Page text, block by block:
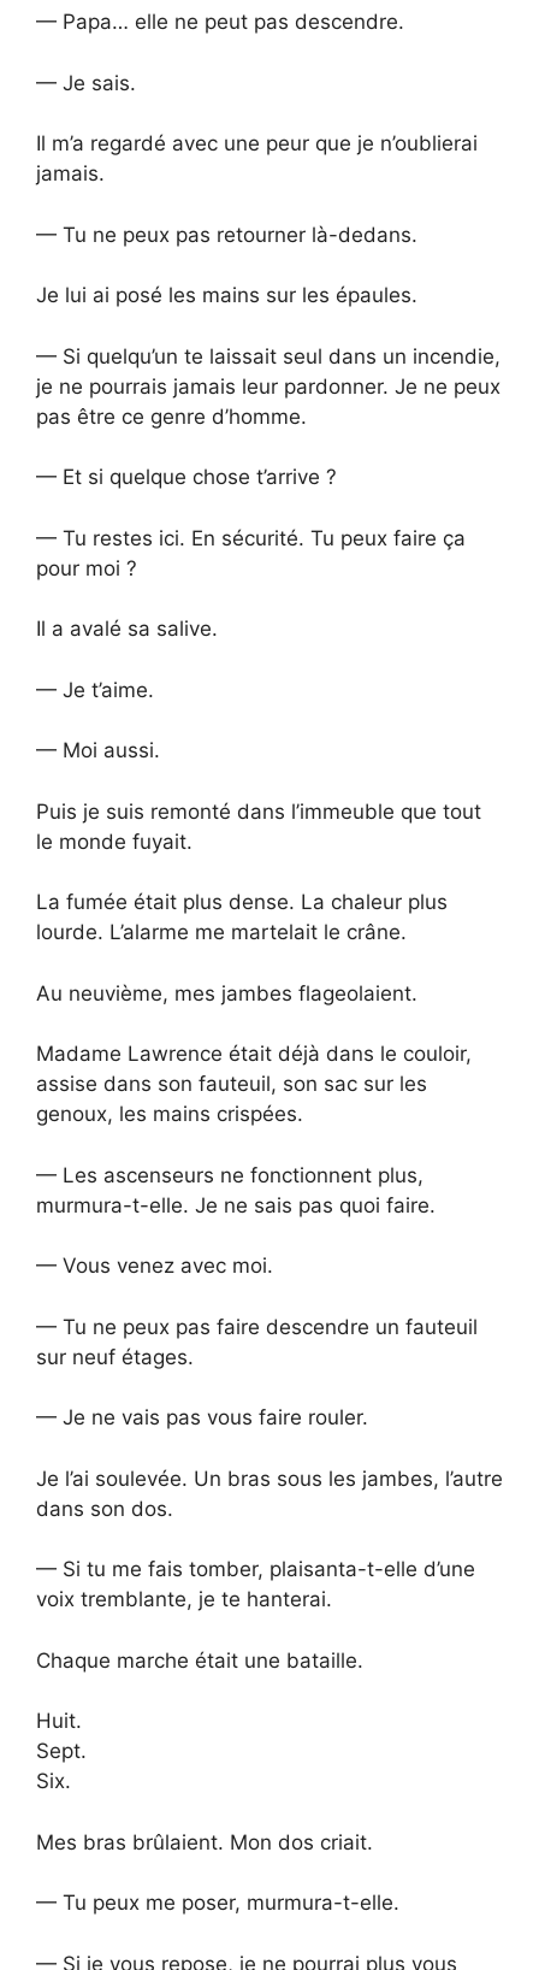
— Papa… elle ne peut pas descendre.
— Je sais.
Il m’a regardé avec une peur que je n’oublierai
jamais.
— Tu ne peux pas retourner là-dedans.
Je lui ai posé les mains sur les épaules.
— Si quelqu’un te laissait seul dans un incendie,
je ne pourrais jamais leur pardonner. Je ne peux
pas être ce genre d’homme.
— Et si quelque chose t’arrive ?
— Tu restes ici. En sécurité. Tu peux faire ça
pour moi ?
Il a avalé sa salive.
— Je t’aime.
— Moi aussi.
Puis je suis remonté dans l’immeuble que tout
le monde fuyait.
La fumée était plus dense. La chaleur plus
lourde. L’alarme me martelait le crâne.
Au neuvième, mes jambes flageolaient.
Madame Lawrence était déjà dans le couloir,
assise dans son fauteuil, son sac sur les
genoux, les mains crispées.
— Les ascenseurs ne fonctionnent plus,
murmura-t-elle. Je ne sais pas quoi faire.
— Vous venez avec moi.
— Tu ne peux pas faire descendre un fauteuil
sur neuf étages.
— Je ne vais pas vous faire rouler.
Je l’ai soulevée. Un bras sous les jambes, l’autre
dans son dos.
— Si tu me fais tomber, plaisanta-t-elle d’une
voix tremblante, je te hanterai.
Chaque marche était une bataille.
Huit.
Sept.
Six.
Mes bras brûlaient. Mon dos criait.
— Tu peux me poser, murmura-t-elle.
— Si je vous repose, je ne pourrai plus vous